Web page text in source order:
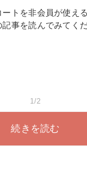
ートを非会員が使え
事を読んでみてくだ
1/2
続きを読む